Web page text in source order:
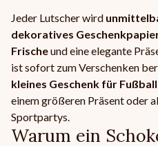
Jeder Lutscher wird
dekoratives
Frischeund eine elegante
ist sofort zum Verschenken
kleines Geschenk für
einem größeren Präsent oder
Sportpartys.
Warum ein